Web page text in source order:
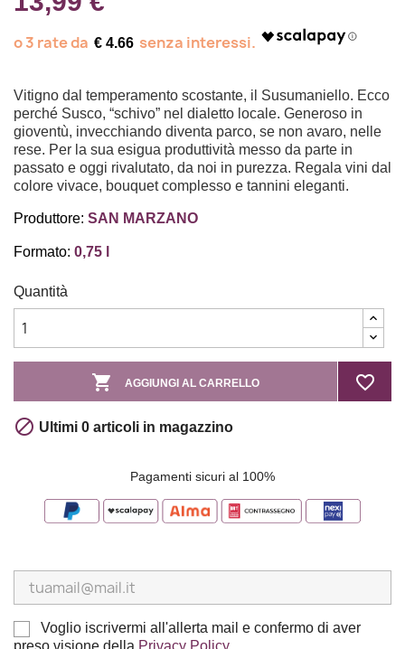
€ 4.66
Vitigno dal temperamento scostante, il Susumaniello. Ecco
perché Susco, “schivo” nel dialetto locale. Generoso in
gioventù, invecchiando diventa parco, se non avaro, nelle
rese. Per la sua esigua produttività messo da parte in
passato e oggi rivalutato, da noi in purezza. Regala vini dal
colore vivace, bouquet complesso e tannini eleganti.
Produttore: SAN MARZANO
Formato: 0,75 l
Quantità
 AGGIUNGI AL CARRELLO favorite_border
 Ultimi 0 articoli in magazzino
Pagamenti sicuri al 100%
Voglio iscrivermi all'allerta mail e confermo di aver